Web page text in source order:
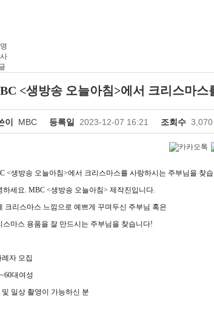
<생방송 오늘아침>에서 크리스마
이 MBC 등록일 2023-12-07 16:21 조회수 3,070
<생방송 오늘아침>에서 크리스마스를 사랑하시는 주부님을 찾
하세요. MBC <생방송 오늘아침> 제작진입니다.
크리스마스 느낌으로 예쁘게 꾸며두신 주부님 혹은
스마스 용품을 잘 만드시는 주부님을 찾습니다!
자 모집
대여성
및 일상 촬영이 가능하신 분